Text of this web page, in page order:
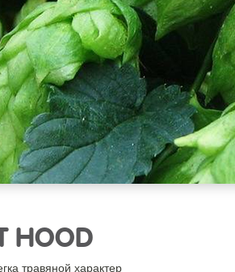
HOOD
травяной характер